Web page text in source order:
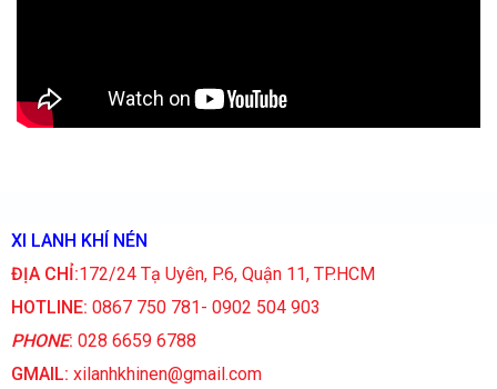
XI LANH KHÍ NÉN
ĐỊA CHỈ:172/24 Tạ Uyên, P.6, Quận 11, TP.HCM
HOTLINE: 0867 750 781- 0902 504 903
PHONE: 028 6659 6788
GMAIL: xilanhkhinen@gmail.com